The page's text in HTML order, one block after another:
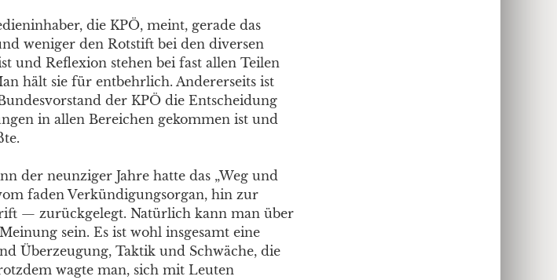
die KPÖ, meint, gerade das
weniger den Rotstift bei den diversen
und Reflexion stehen bei fast allen Teilen
hält sie für entbehrlich. Andererseits ist
der KPÖ die Entscheidung
in allen Bereichen gekommen ist und
der neunziger Jahre hatte das „Weg und
faden Verkündigungsorgan, hin zur
— zurückgelegt. Natürlich kann man über
sein. Es ist wohl insgesamt eine
Überzeugung, Taktik und Schwäche, die
wagte man, sich mit Leuten